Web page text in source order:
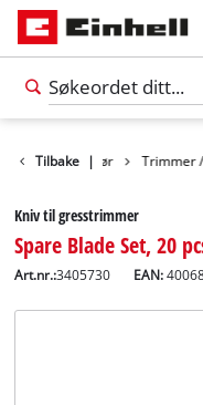
Tilbake |
Hagetilbehør Trimmer
Kniv til gresstrimmer
Spare Blade Set, 20
Art.nr.:3405730 EAN: